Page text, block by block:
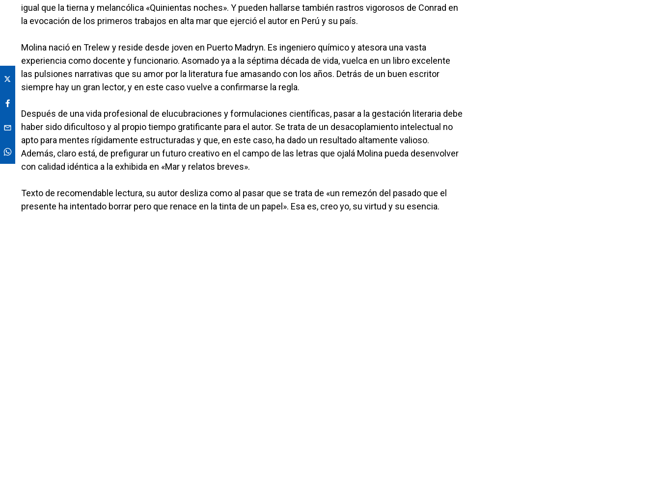
igual que la tierna y melancólica «Quinientas noches». Y pueden hallarse también rastros vigorosos de Conrad en
la evocación de los primeros trabajos en alta mar que ejerció el autor en Perú y su país.
Molina nació en Trelew y reside desde joven en Puerto Madryn. Es ingeniero químico y atesora una vasta
experiencia como docente y funcionario. Asomado ya a la séptima década de vida, vuelca en un libro excelente
las pulsiones narrativas que su amor por la literatura fue amasando con los años. Detrás de un buen escritor
siempre hay un gran lector, y en este caso vuelve a confirmarse la regla.
Después de una vida profesional de elucubraciones y formulaciones científicas, pasar a la gestación literaria debe
haber sido dificultoso y al propio tiempo gratificante para el autor. Se trata de un desacoplamiento intelectual no
apto para mentes rígidamente estructuradas y que, en este caso, ha dado un resultado altamente valioso.
Además, claro está, de prefigurar un futuro creativo en el campo de las letras que ojalá Molina pueda desenvolver
con calidad idéntica a la exhibida en «Mar y relatos breves».
Texto de recomendable lectura, su autor desliza como al pasar que se trata de «un remezón del pasado que el
presente ha intentado borrar pero que renace en la tinta de un papel». Esa es, creo yo, su virtud y su esencia.